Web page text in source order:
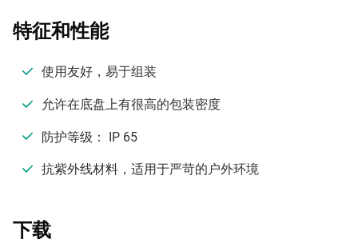
特征和性能
使用友好，易于组装
允许在底盘上有很高的包装密度
防护等级： IP 65
抗紫外线材料，适用于严苛的户外环境
下载